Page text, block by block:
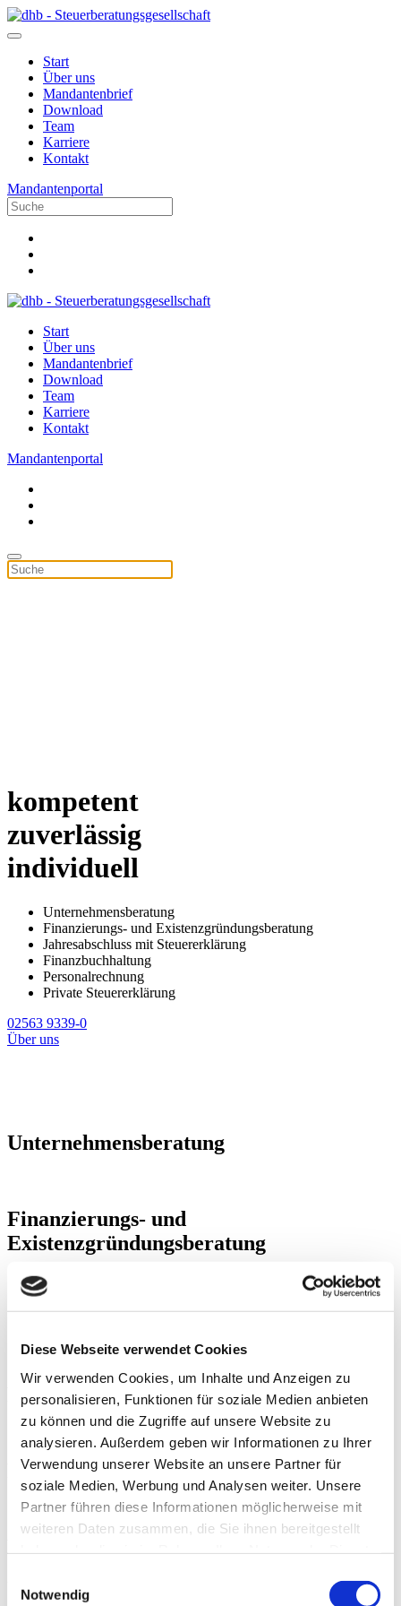
Diese Webseite verwendet Cookies
Wir verwenden Cookies, um Inhalte und Anzeigen zu
personalisieren, Funktionen für soziale Medien anbieten
zu können und die Zugriffe auf unsere Website zu
analysieren. Außerdem geben wir Informationen zu Ihrer
Verwendung unserer Website an unsere Partner für
soziale Medien, Werbung und Analysen weiter. Unsere
Partner führen diese Informationen möglicherweise mit
weiteren Daten zusammen, die Sie ihnen bereitgestellt
Notwendig
Start
Über uns
Mandantenbrief
Download
Team
Karriere
Kontakt
Mandantenportal
Start
Über uns
Mandantenbrief
Download
Team
Karriere
Kontakt
Mandantenportal
kompetent
zuverlässig
individuell
Unternehmensberatung
Finanzierungs- und Existenzgründungsberatung
Jahresabschluss mit Steuererklärung
Finanzbuchhaltung
Personalrechnung
Private Steuererklärung
02563 9339-0
Über uns
Unternehmensberatung
Finanzierungs- und
Existenzgründungsberatung
Jahresabschluss mit Steuererklärung
Finanzbuchhaltung
Personalabrechnung
Über uns